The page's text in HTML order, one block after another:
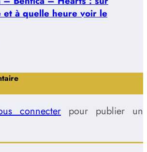
et à quelle heure voir le
connecter pour publier un